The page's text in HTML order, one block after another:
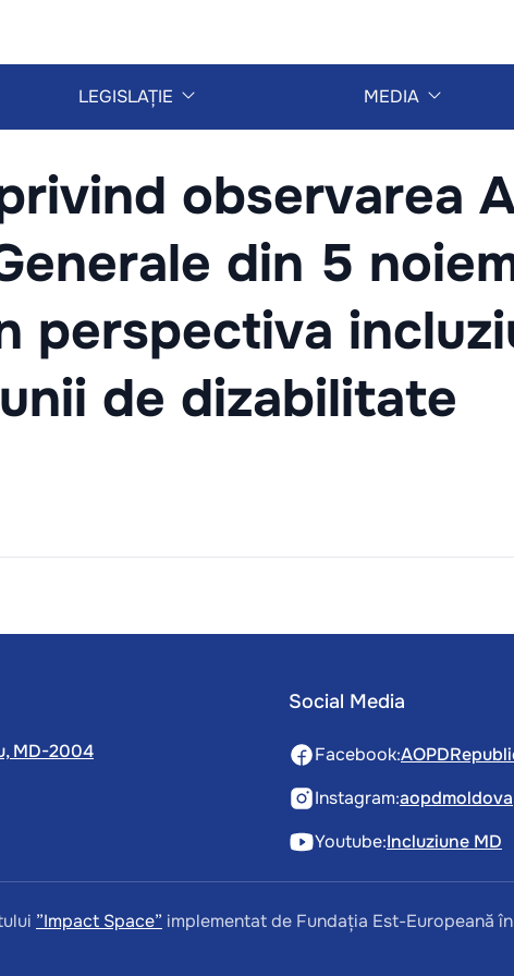
LEGISLAȚIE MEDIA
observarea
din 5
perspectiva
de dizabilitate
MD-2004
Social Media
Facebook:
Instagram:aopdmoldova
Youtube:Incluziune MD
”Impact Space” implementat de Fundația Est-Europeană